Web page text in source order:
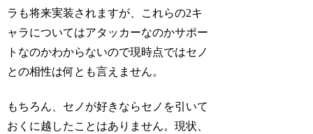
ラも将来実装されますが、これらの2キ
ャラについてはアタッカーなのかサポー
トなのかわからないので現時点ではセノ
との相性は何とも言えません。
もちろん、セノが好きならセノを引いて
おくに越したことはありません。現状、